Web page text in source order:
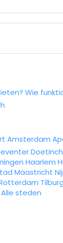
Wie
Amsterdam
Haarlem
Maastricht
Tilburg
Alle steden